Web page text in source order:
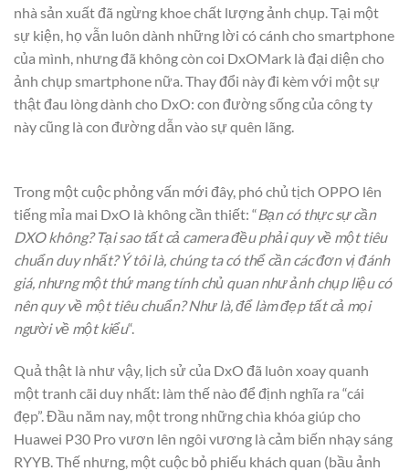
nhà sản xuất đã ngừng khoe chất lượng ảnh chụp. Tại một
sự kiện, họ vẫn luôn dành những lời có cánh cho smartphone
của mình, nhưng đã không còn coi DxOMark là đại diện cho
ảnh chụp smartphone nữa. Thay đổi này đi kèm với một sự
thật đau lòng dành cho DxO: con đường sống của công ty
này cũng là con đường dẫn vào sự quên lãng.
Trong một cuộc phỏng vấn mới đây, phó chủ tịch OPPO lên
tiếng mỉa mai DxO là không cần thiết: “Bạn có thực sự cần
DXO không? Tại sao tất cả camera đều phải quy về một tiêu
chuẩn duy nhất? Ý tôi là, chúng ta có thể cần các đơn vị đánh
giá, nhưng một thứ mang tính chủ quan như ảnh chụp liệu có
nên quy về một tiêu chuẩn? Như là, để làm đẹp tất cả mọi
người về một kiểu“.
Quả thật là như vậy, lịch sử của DxO đã luôn xoay quanh
một tranh cãi duy nhất: làm thế nào để định nghĩa ra “cái
đẹp”. Đầu năm nay, một trong những chìa khóa giúp cho
Huawei P30 Pro vươn lên ngôi vương là cảm biến nhạy sáng
RYYB. Thế nhưng, một cuộc bỏ phiếu khách quan (bầu ảnh